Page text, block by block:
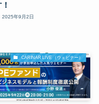
2025年9月2日
CARINAR LIVE（ウェビナー）